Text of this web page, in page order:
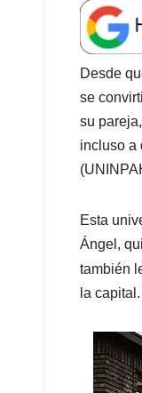
a
t
s
A
p
p
e
b
o
o
k
Desde
se
su
incluso a
Esta
Ángel,
también
la capital.